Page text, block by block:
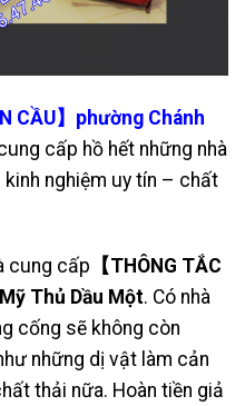
CẦU】phường Chánh
cấp hồ hết những nhà
nghiệm uy tín – chất
cung cấp 【THÔNG TẮC
Thủ Dầu Một. Có nhà
cống sẽ không còn
những dị vật làm cản
thải nữa. Hoàn tiền giả